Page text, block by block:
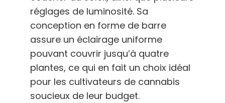
réglages de luminosité. Sa
conception en forme de barre
assure un éclairage uniforme
pouvant couvrir jusqu’à quatre
plantes, ce qui en fait un choix idéal
pour les cultivateurs de cannabis
soucieux de leur budget.